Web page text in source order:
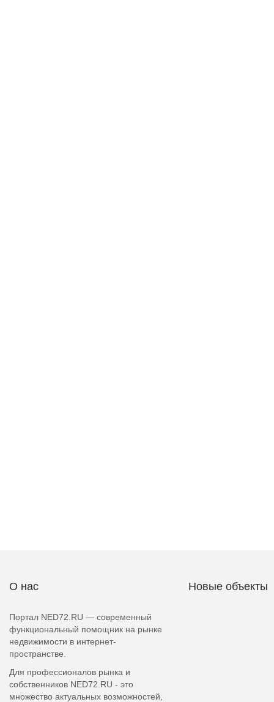
О нас
Портал NED72.RU — современный
функциональный помощник на рынке
недвижимости в интернет-
пространстве.
Для профессионалов рынка и
собственников NED72.RU - это
множество актуальных возможностей,
Новые объекты